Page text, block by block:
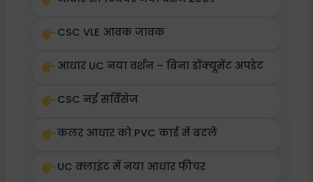
CSC VLE आवक जावक
आधार UC नया वर्शन – बिना डॉक्यूमेंट अपडेट
CSC नई सर्विसेज
कलर आधार को PVC कार्ड में बदलें
UC क्लाइंट में नया आधार फीचर